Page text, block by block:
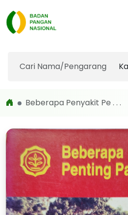
Beberapa Penyakit Pe . . .